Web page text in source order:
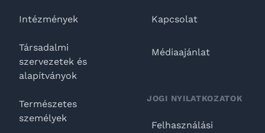
Intézmények
Társadalmi
szervezetek és
alapítványok
Természetes
személyek
Kapcsolat
Médiaajánlat
JOGI NYILATKOZATOK
Felhasználási